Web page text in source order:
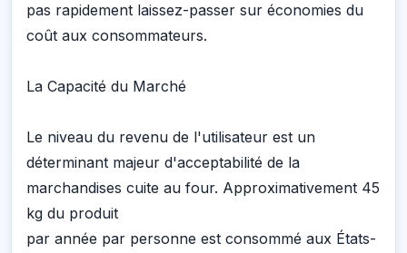
pas rapidement laissez-passer sur économies du
coût aux consommateurs.
La Capacité du Marché
Le niveau du revenu de l'utilisateur est un
déterminant majeur d'acceptabilité de la
marchandises cuite au four. Approximativement 45
kg du produit
par année par personne est consommé aux États-